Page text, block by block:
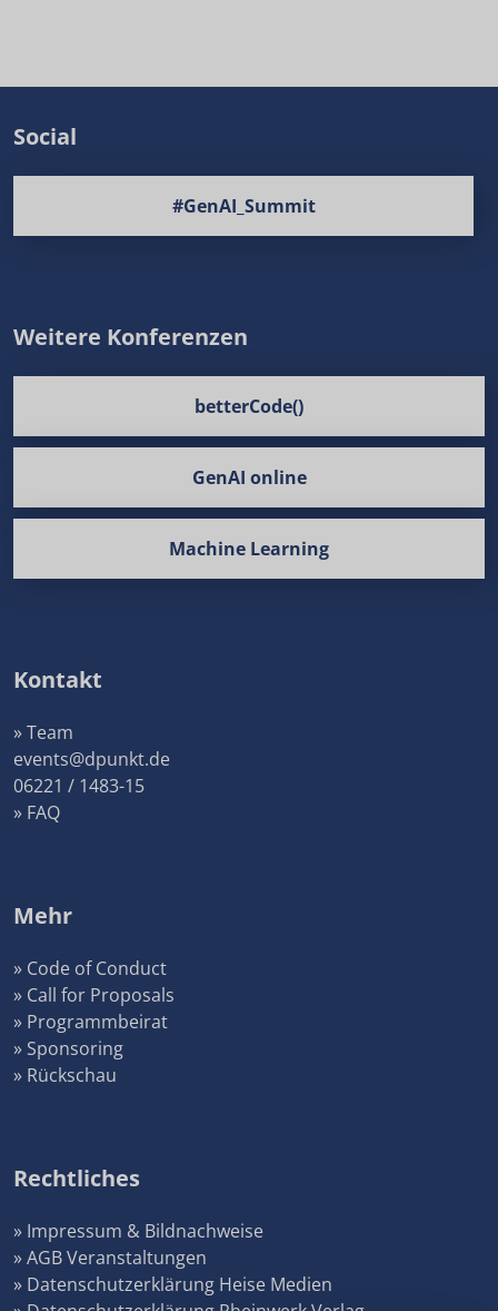
Social
#GenAI_Summit
Weitere Konferenzen
betterCode()
GenAI online
Machine Learning
Kontakt
» Team
events@dpunkt.de
06221 / 1483-15
» FAQ
Mehr
» Code of Conduct
» Call for Proposals
» Programmbeirat
» Sponsoring
» Rückschau
Rechtliches
» Impressum & Bildnachweise
» AGB Veranstaltungen
» Datenschutzerklärung Heise Medien